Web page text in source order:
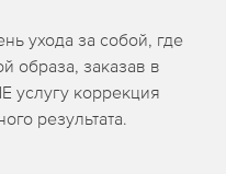
ухода за собой, где
образа, заказав в
услугу коррекция
результата.